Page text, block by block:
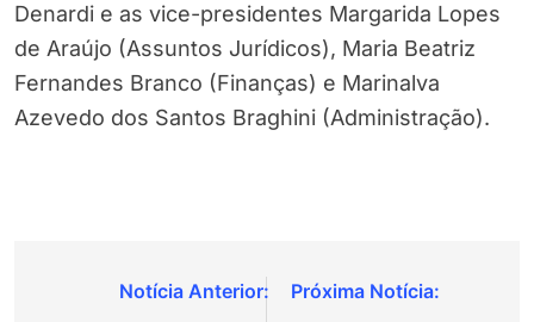
Denardi e as vice-presidentes Margarida Lopes
de Araújo (Assuntos Jurídicos), Maria Beatriz
Fernandes Branco (Finanças) e Marinalva
Azevedo dos Santos Braghini (Administração).
Navegação